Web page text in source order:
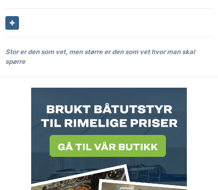
Stor er den som vet, men større er den som vet hvor man skal
spørre